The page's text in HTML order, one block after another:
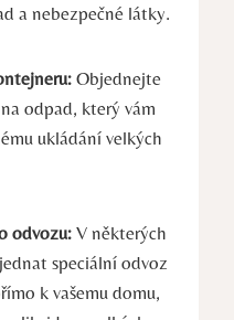
a nebezpečné látky.
Objednejte
odpad, který vám
ukládání velkých
odvozu: V některých
speciální odvoz
k vašemu domu,